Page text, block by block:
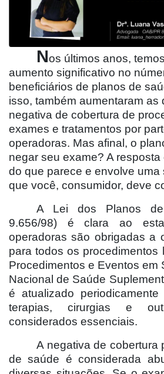
Nos últimos anos,
aumento significativo no
beneficiários de planos de
isso, também aumentaram as
negativa de cobertura de
exames e tratamentos por
operadoras. Mas afinal, o
negar seu exame? A
do que parece e envolve uma
que você, consumidor, deve
A Lei dos Planos
9.656/98) é clara ao
operadoras são obrigadas a
para todos os procedimentos
Procedimentos e Eventos em
Nacional de Saúde
é atualizado
terapias, cirurgias e
considerados essenciais.
A negativa de cobertura
de saúde é considerada